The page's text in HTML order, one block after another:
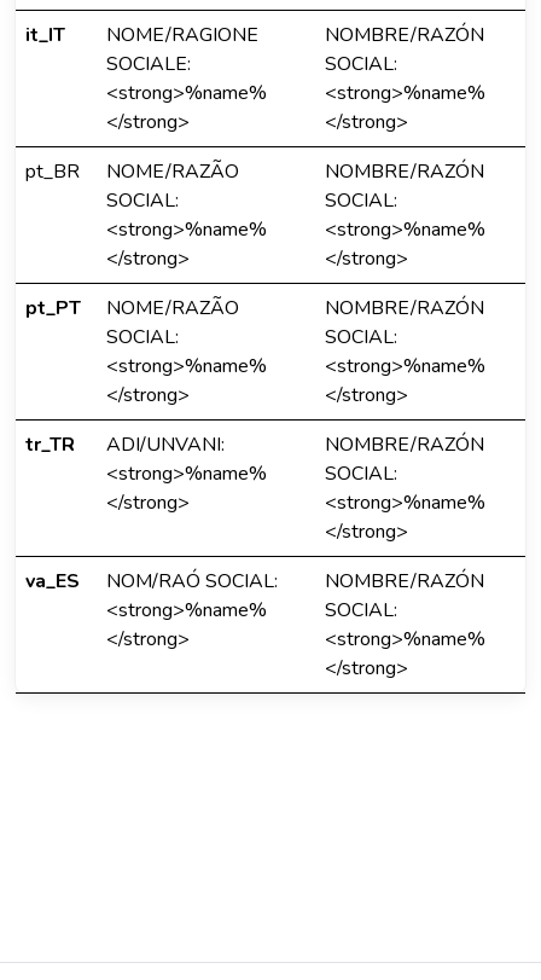
it_IT
NOME/RAGIONE
SOCIALE:
<strong>%name%
</strong>
NOMBRE/RAZÓN
SOCIAL:
<strong>%name%
</strong>
pt_BR
NOME/RAZÃO
SOCIAL:
<strong>%name%
</strong>
NOMBRE/RAZÓN
SOCIAL:
<strong>%name%
</strong>
pt_PT
NOME/RAZÃO
SOCIAL:
<strong>%name%
</strong>
NOMBRE/RAZÓN
SOCIAL:
<strong>%name%
</strong>
tr_TR
ADI/UNVANI:
<strong>%name%
</strong>
NOMBRE/RAZÓN
SOCIAL:
<strong>%name%
</strong>
va_ES
NOM/RAÓ SOCIAL:
<strong>%name%
</strong>
NOMBRE/RAZÓN
SOCIAL:
<strong>%name%
</strong>